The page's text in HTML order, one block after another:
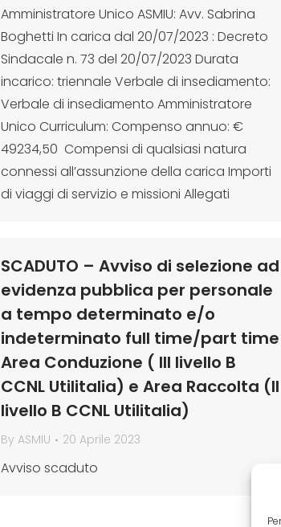
Amministratore Unico ASMIU: Avv. Sabrina
Boghetti In carica dal 20/07/2023 : Decreto
Sindacale n. 73 del 20/07/2023 Durata
incarico: triennale Verbale di insediamento:
Verbale di insediamento Amministratore
Unico Curriculum: Compenso annuo: €
49234,50 Compensi di qualsiasi natura
connessi all’assunzione della carica Importi
di viaggi di servizio e missioni Allegati
SCADUTO – Avviso di selezione ad
evidenza pubblica per personale
a tempo determinato e/o
indeterminato full time/part time
Area Conduzione ( III livello B
CCNL Utilitalia) e Area Raccolta (II
livello B CCNL Utilitalia)
By ASMIU 20 Aprile 2023
Avviso scaduto